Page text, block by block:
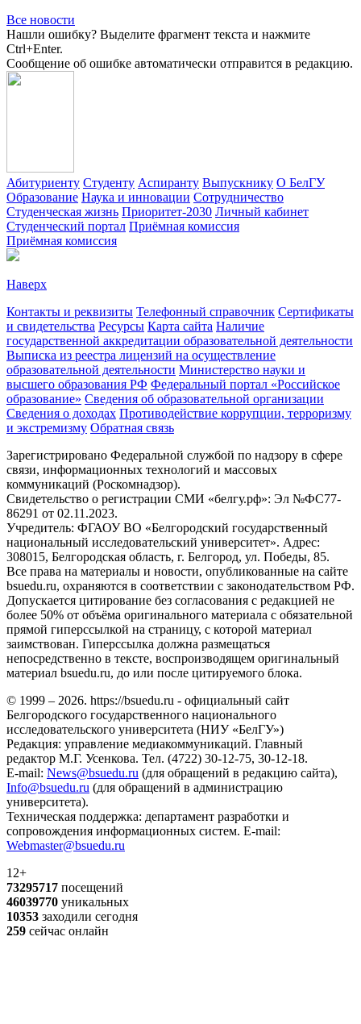
Все новости
Нашли ошибку? Выделите фрагмент текста и нажмите
Ctrl+Enter.
Сообщение об ошибке автоматически отправится в редакцию.
Абитуриенту Студенту Аспиранту Выпускнику О БелГУ
Образование Наука и инновации Сотрудничество
Студенческая жизнь Приоритет-2030 Личный кабинет
Студенческий портал Приёмная комиссия
Приёмная комиссия
Наверх
Контакты и реквизиты Телефонный справочник Сертификаты
и свидетельства Ресурсы Карта сайта Наличие
государственной аккредитации образовательной деятельности
Выписка из реестра лицензий на осуществление
образовательной деятельности Министерствo науки и
высшего образования РФ Федеральный портал «Российское
образование» Сведения об образовательной организации
Сведения о доходах Противодействие коррупции, терроризму
и экстремизму Обратная связь
Зарегистрировано Федеральной службой по надзору в сфере
связи, информационных технологий и массовых
коммуникаций (Роскомнадзор).
Свидетельство о регистрации СМИ «белгу.рф»: Эл №ФС77-
86291 от 02.11.2023.
Учредитель: ФГАОУ ВО «Белгородский государственный
национальный исследовательский университет». Адрес:
308015, Белгородская область, г. Белгород, ул. Победы, 85.
Все права на материалы и новости, опубликованные на сайте
bsuedu.ru, охраняются в соответствии с законодательством РФ.
Допускается цитирование без согласования с редакцией не
более 50% от объёма оригинального материала с обязательной
прямой гиперссылкой на страницу, с которой материал
заимствован. Гиперссылка должна размещаться
непосредственно в тексте, воспроизводящем оригинальный
материал bsuedu.ru, до или после цитируемого блока.
© 1999 – 2026. https://bsuedu.ru - официальный сайт
Белгородского государственного национального
исследовательского университета (НИУ «БелГУ»)
Редакция: управление медиакоммуникаций. Главный
редактор М.Г. Усенкова. Тел. (4722) 30-12-75, 30-12-18.
E-mail: News@bsuedu.ru (для обращений в редакцию сайта),
Info@bsuedu.ru (для обращений в администрацию
университета).
Техническая поддержка: департамент разработки и
сопровождения информационных систем. E-mail:
Webmaster@bsuedu.ru
12+
73295717 посещений
46039770 уникальных
10353 заходили сегодня
259 сейчас онлайн